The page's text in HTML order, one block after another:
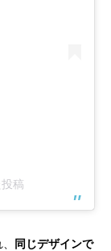
稿
同じデザインで